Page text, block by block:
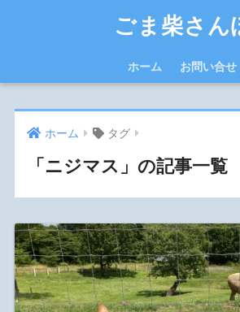
ごま柴さん
ホーム お問い合せ
ホーム タグ
「ニジマス」の記事一覧